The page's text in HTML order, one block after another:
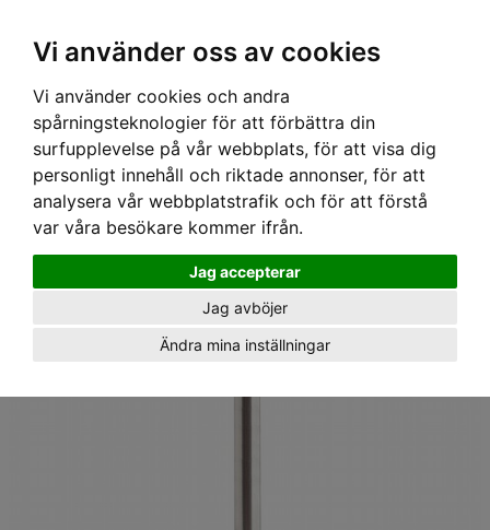
Vi använder oss av cookies
Vi använder cookies och andra
spårningsteknologier för att förbättra din
surfupplevelse på vår webbplats, för att visa dig
personligt innehåll och riktade annonser, för att
analysera vår webbplatstrafik och för att förstå
var våra besökare kommer ifrån.
Jag accepterar
Jag avböjer
Ändra mina inställningar
Hem›Utrustning› Förankringspunkt AT020, 400mm